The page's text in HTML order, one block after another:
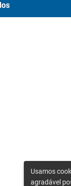
Usamos
agradável